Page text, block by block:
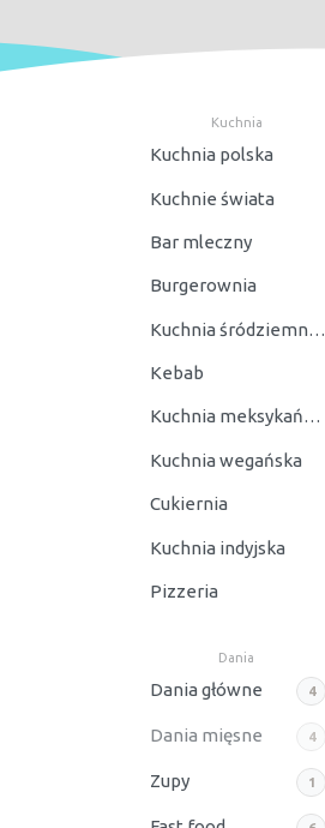
Kuchnia
Kuchnia polska
Kuchnie świata
Bar mleczny
Burgerownia
Kuchnia śródziemnomorska
Kebab
Kuchnia meksykańska
Kuchnia wegańska
Cukiernia
Kuchnia indyjska
Pizzeria
Dania
Dania główne 4
Dania mięsne 4
Zupy 1